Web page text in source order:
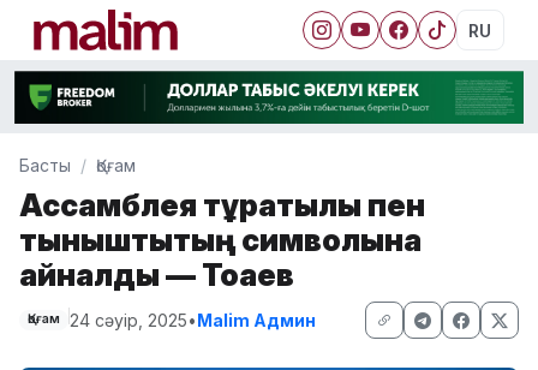
RU
Басты Қоғам
Ассамблея тұрақтылық пен
тыныштықтың символына
айналды — Тоқаев
Қоғам 24 сәуір, 2025•Malim Админ